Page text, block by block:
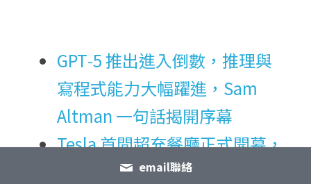
GPT‑5 推出進入倒數，推理與
寫程式能力大幅躍進，Sam
Altman 一句話揭開序幕
Tesla 首間超充餐廳正式開幕，
24 小時營運、結合電影院與機
email聯絡